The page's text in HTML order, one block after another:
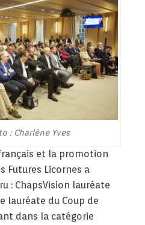
: Charlène Yves
et la promotion
Futures Licornes a
: ChapsVision lauréate
lauréate du Coup de
dans la catégorie